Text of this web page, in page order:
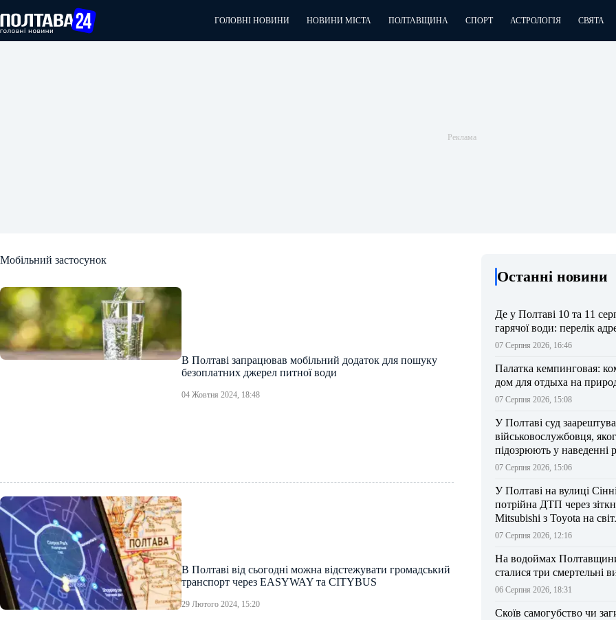
до
вмісту
ГОЛОВНІ НОВИНИ НОВИНИ МІСТА ПОЛТАВЩИНА СПОРТ АСТРОЛОГІЯ СВЯТА
Мобільний застосунок
В Полтаві запрацював мобільний додаток для пошуку
безоплатних джерел питної води
04 Жовтня 2024, 18:48
В Полтаві від сьогодні можна відстежувати громадський
транспорт через EASYWAY та CITYBUS
29 Лютого 2024, 15:20
Останні новини
Де у Полтаві 10 та 11
гарячої води: перелік
07 Серпня 2026, 16:46
Палатка кемпинговая:
дом для отдыха на
07 Серпня 2026, 15:08
У Полтаві суд
військовослужбовця,
підозрюють у наведенні
БпЛА на власний
07 Серпня 2026, 15:06
У Полтаві на вулиці
потрійна ДТП через
Mitsubishi з Toyota на
07 Серпня 2026, 12:16
На водоймах
сталися три смертельні
06 Серпня 2026, 18:31
Скоїв самогубство чи